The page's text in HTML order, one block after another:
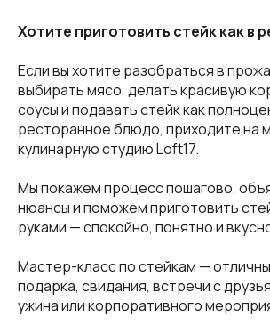
Хотите приготовить стейк как в
Если вы хотите разобраться в
выбирать мясо, делать красивую
соусы и подавать стейк как
ресторанное блюдо, приходите на
кулинарную студию Loft17.
Мы покажем процесс пошагово,
нюансы и поможем приготовить
руками — спокойно, понятно и
Мастер-класс по стейкам —
подарка, свидания, встречи с
ужина или корпоративного